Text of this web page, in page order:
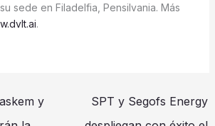
sede en Filadelfia, Pensilvania. Más
.
y
SPT y Segofs Energy